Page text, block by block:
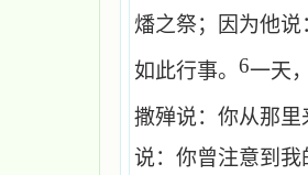
燔之祭；因为他
如此行事。 6一天
撒殚说：你从那
说：你曾注意到